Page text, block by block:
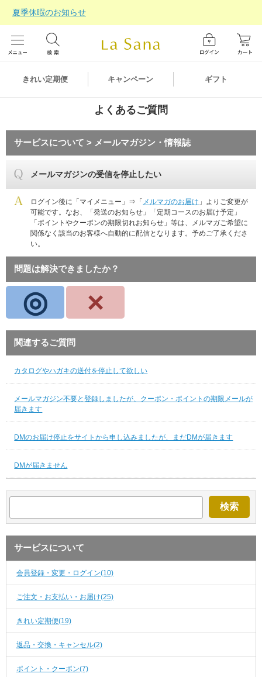
きれい定期便 キャンペーン ギフト
夏季休暇のお知らせ
よくあるご質問
サービスについて > メールマガジン・情報誌
メールマガジンの受信を停止したい
ログイン後に「マイメニュー」⇒「 メルマガのお届け 」よりご変更が
可能です。なお、「発送のお知らせ」「定期コースのお届け予定」
「ポイントやクーポンの期限切れお知らせ」等は、メルマガご希望に
関係なく該当のお客様へ自動的に配信となります。予めご了承くださ
い。
問題は解決できましたか？
◎ ×
関連するご質問
カタログやハガキの送付を停止して欲しい
メールマガジン不要と登録しましたが、クーポン・ポイントの期限メールが
届きます
DMのお届け停止をサイトから申し込みましたが、まだDMが届きます
DMが届きません
検索
サービスについて
会員登録・変更・ログイン(10)
ご注文・お支払い・お届け(25)
きれい定期便(19)
返品・交換・キャンセル(2)
ポイント・クーポン(7)